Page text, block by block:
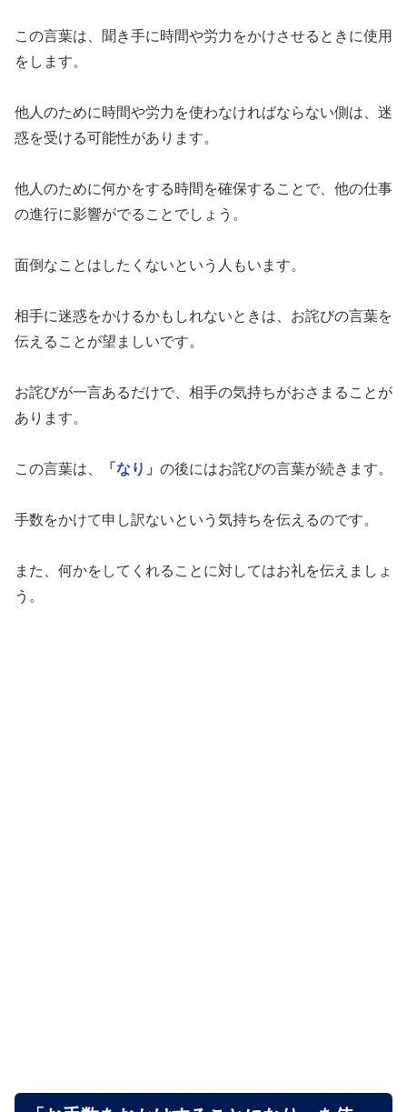
この言葉は、聞き手に時間や労力をかけさせるときに使用
をします。
他人のために時間や労力を使わなければならない側は、迷
惑を受ける可能性があります。
他人のために何かをする時間を確保することで、他の仕事
の進行に影響がでることでしょう。
面倒なことはしたくないという人もいます。
相手に迷惑をかけるかもしれないときは、お詫びの言葉を
伝えることが望ましいです。
お詫びが一言あるだけで、相手の気持ちがおさまることが
あります。
この言葉は、 「なり」 の後にはお詫びの言葉が続きます。
手数をかけて申し訳ないという気持ちを伝えるのです。
また、何かをしてくれることに対してはお礼を伝えましょ
う。